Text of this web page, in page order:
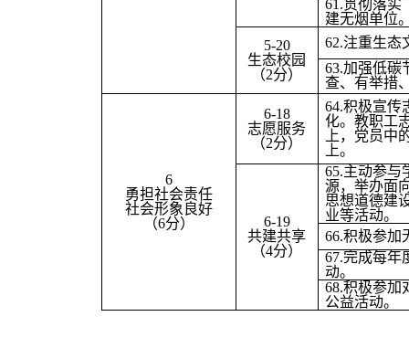
61.贯彻落实
建无烟单位
5-20
生态校园
（2分）
62.注重生态
63.加强低碳
查、有举措
6
勇担社会责任
社会形象良好
（6分）
6-18
志愿服务
（2分）
64.积极宣传
化。教职工
上，党员中
上。
6-19
共建共享
（4分）
65.主动参与
源，举办面
思想道德建
业等活动。
66.积极参加
67.完成每年
动。
68.积极参加
公益活动。